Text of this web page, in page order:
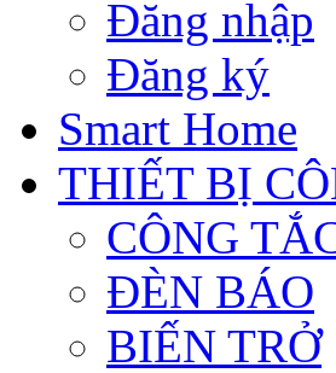
Đăng nhập
Đăng ký
Smart Home
THIẾT BỊ
CÔNG
ĐÈN BÁO
BIẾN TRỞ